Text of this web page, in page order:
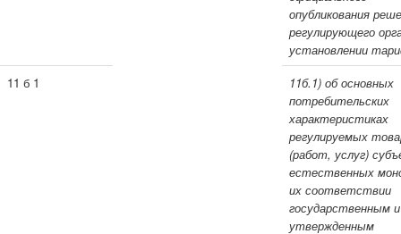
опубликования
регулирующего
установлении
11 б 1
11б.1) об основных
потребительских
характеристиках
регулируемых
(работ, услуг)
естественных
их соответствии
государственным
утвержденным